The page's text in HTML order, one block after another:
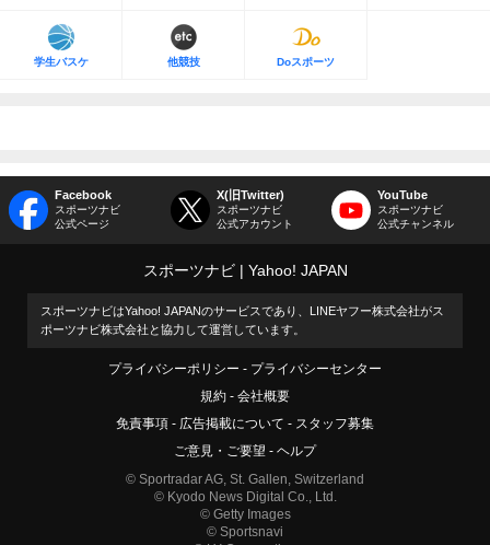
学生バスケ 他競技 Doスポーツ
Facebook
スポーツナビ
公式ページ
X(旧Twitter)
スポーツナビ
公式アカウント
YouTube
スポーツナビ
公式チャンネル
スポーツナビ Yahoo! JAPAN
スポーツナビはYahoo! JAPANのサービスであり、LINEヤフー株式会社がス
ポーツナビ株式会社と協力して運営しています。
プライバシーポリシー
プライバシーセンター
規約
会社概要
免責事項
広告掲載について
スタッフ募集
ご意見・ご要望
ヘルプ
© Sportradar AG, St. Gallen, Switzerland
© Kyodo News Digital Co., Ltd.
© Getty Images
© Sportsnavi